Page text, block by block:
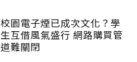
校園電子煙已成次文化？學
生互借風氣盛行 網路購買管
道難關閉